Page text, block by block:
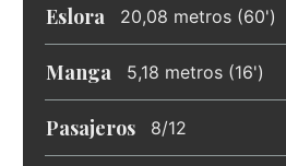
Eslora 20,08 metros (60')
Manga 5,18 metros (16')
Pasajeros 8/12